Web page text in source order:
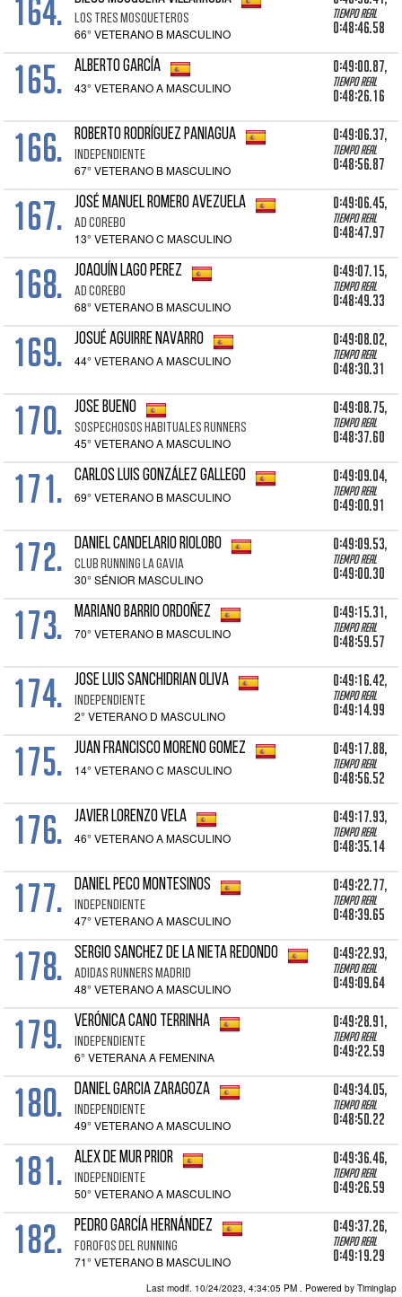
164. LOS TRES MOSQUETEROS
66° VETERANO B MASCULINO
Tiempo real
0:48:46.58
165. ALBERTO GARCÍA
43° VETERANO A MASCULINO
0:49:00.87,
Tiempo real
0:48:26.16
166. ROBERTO RODRÍGUEZ PANIAGUA
INDEPENDIENTE
67° VETERANO B MASCULINO
0:49:06.37,
Tiempo real
0:48:56.87
167. JOSÉ MANUEL ROMERO AVEZUELA
AD COREBO
13° VETERANO C MASCULINO
0:49:06.45,
Tiempo real
0:48:47.97
168. JOAQUÍN LAGO PEREZ
AD COREBO
68° VETERANO B MASCULINO
0:49:07.15,
Tiempo real
0:48:49.33
169. JOSUÉ AGUIRRE NAVARRO
44° VETERANO A MASCULINO
0:49:08.02,
Tiempo real
0:48:30.31
170. JOSE BUENO
SOSPECHOSOS HABITUALES RUNNERS
45° VETERANO A MASCULINO
0:49:08.75,
Tiempo real
0:48:37.60
171. CARLOS LUIS GONZÁLEZ GALLEGO
69° VETERANO B MASCULINO
0:49:09.04,
Tiempo real
0:49:00.91
172. DANIEL CANDELARIO RIOLOBO
CLUB RUNNING LA GAVIA
30° SÉNIOR MASCULINO
0:49:09.53,
Tiempo real
0:49:00.30
173. MARIANO BARRIO ORDOÑEZ
70° VETERANO B MASCULINO
0:49:15.31,
Tiempo real
0:48:59.57
174. JOSE LUIS SANCHIDRIAN OLIVA
INDEPENDIENTE
2° VETERANO D MASCULINO
0:49:16.42,
Tiempo real
0:49:14.99
175. JUAN FRANCISCO MORENO GOMEZ
14° VETERANO C MASCULINO
0:49:17.88,
Tiempo real
0:48:56.52
176. JAVIER LORENZO VELA
46° VETERANO A MASCULINO
0:49:17.93,
Tiempo real
0:48:35.14
177. DANIEL PECO MONTESINOS
INDEPENDIENTE
47° VETERANO A MASCULINO
0:49:22.77,
Tiempo real
0:48:39.65
178. SERGIO SANCHEZ DE LA NIETA REDONDO
ADIDAS RUNNERS MADRID
48° VETERANO A MASCULINO
0:49:22.93,
Tiempo real
0:49:09.64
179. VERÓNICA CANO TERRINHA
INDEPENDIENTE
6° VETERANA A FEMENINA
0:49:28.91,
Tiempo real
0:49:22.59
180. DANIEL GARCIA ZARAGOZA
INDEPENDIENTE
49° VETERANO A MASCULINO
0:49:34.05,
Tiempo real
0:48:50.22
181. ALEX DE MUR PRIOR
INDEPENDIENTE
50° VETERANO A MASCULINO
0:49:36.46,
Tiempo real
0:49:26.59
182. PEDRO GARCÍA HERNÁNDEZ
FOROFOS DEL RUNNING
71° VETERANO B MASCULINO
0:49:37.26,
Tiempo real
0:49:19.29
Last modif. 10/24/2023, 4:34:05 PM . Powered by Timinglap